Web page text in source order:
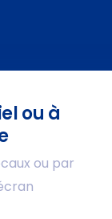
ou à
ou par